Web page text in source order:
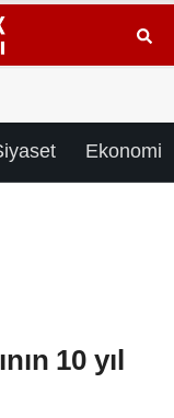
Ekonomi
10 yıl